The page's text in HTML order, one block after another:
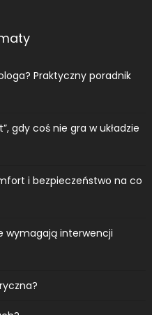
Praktyczny poradnik
gdy coś nie gra w układzie
i bezpieczeństwo na co
wymagają interwencji